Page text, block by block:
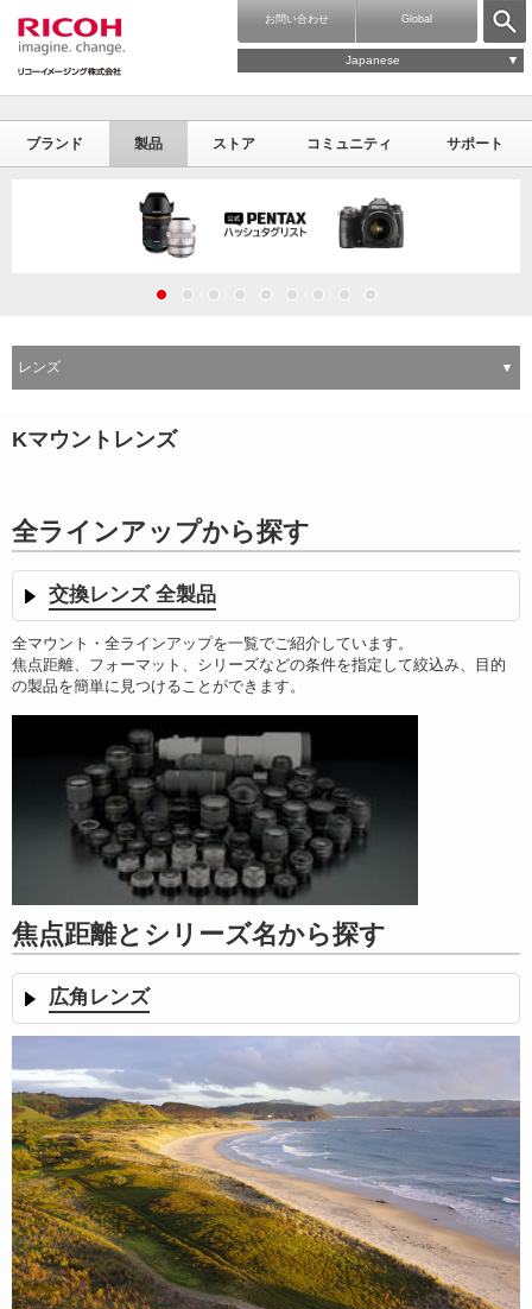
お問い合わせ Global
Japanese
ブランド 製品 ストア コミュニティ サポート
レンズ
Kマウントレンズ
全ラインアップから探す
交換レンズ 全製品
全マウント・全ラインアップを一覧でご紹介しています。
焦点距離、フォーマット、シリーズなどの条件を指定して絞込み、目的
の製品を簡単に見つけることができます。
焦点距離とシリーズ名から探す
広角レンズ